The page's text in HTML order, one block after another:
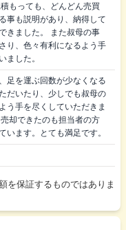
もっても、どんどん売買
事も説明があり、納得して
きました。 また叔母の事
り、色々有利になるよう手
ました。
足を運ぶ回数が少なくなる
だいたり、少しでも叔母の
う手を尽くしていただきま
却できたのも担当者の方
います。とても満足です。
を保証するものではありま